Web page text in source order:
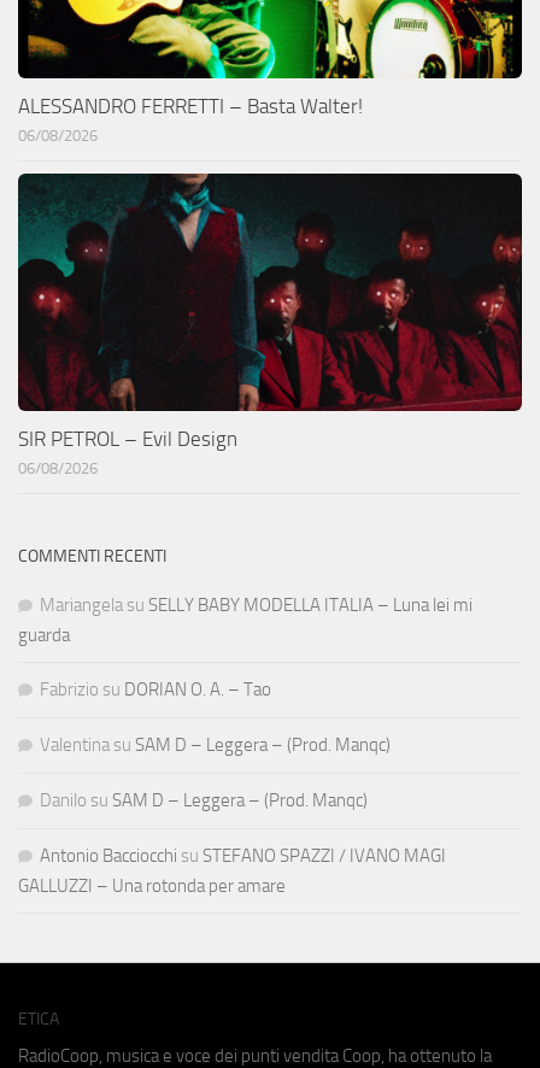
ALESSANDRO FERRETTI – Basta Walter!
06/08/2026
SIR PETROL – Evil Design
06/08/2026
COMMENTI RECENTI
Mariangela su SELLY BABY MODELLA ITALIA – Luna lei mi
guarda
Fabrizio su DORIAN O. A. – Tao
Valentina su SAM D – Leggera – (Prod. Manqc)
Danilo su SAM D – Leggera – (Prod. Manqc)
Antonio Bacciocchi su STEFANO SPAZZI / IVANO MAGI
GALLUZZI – Una rotonda per amare
ETICA
RadioCoop, musica e voce dei punti vendita Coop, ha ottenuto la